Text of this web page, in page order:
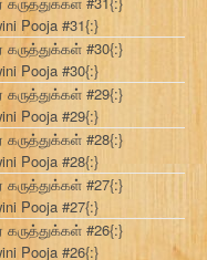
Pooja #31{:}
கருத்துக்கள் #30{:}
Pooja #30{:}
கருத்துக்கள் #29{:}
Pooja #29{:}
கருத்துக்கள் #28{:}
Pooja #28{:}
கருத்துக்கள் #27{:}
Pooja #27{:}
கருத்துக்கள் #26{:}
Pooja #26{:}